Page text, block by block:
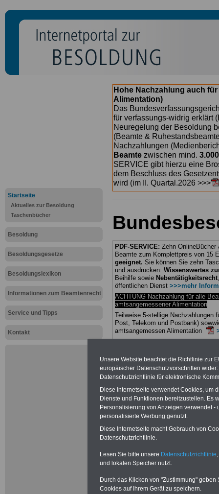
Startseite
Aktuelles zur Besoldung
Taschenbücher
Besoldung
Besoldungsgesetze
Besoldungslexikon
Informationen zum Beamtenrecht
Service und Tipps
Kontakt
Hohe Nachzahlung auch
Alimentation)
Das
für verfassungs-widrig erklärt
Neuregelung der Besoldung
(Beamte &
Nachzahlungen
Beamte zwischen mind.
SERVICE gibt hierzu eine
dem Beschluss des
wird (im II. Quartal.2026 >>>
PDF-SERVICE: Zehn
Beamte zum Komplettpreis von 15
geeignet. Sie können Sie zehn
und ausdrucken: Wissenswertes
Beihilfe sowie Nebentätigkeitsrecht
öffentlichen Dienst >>>mehr
ACHTUNG Nachzahlung für alle
amtsangemessener Alimentation
Teilweise 5-stellige Nachzahlungen
Post, Telekom und Postbank)
amtsangemessen Alimentation
abschließen!
Neu
Beamte
Unsere Website beachtet die Richtlinie zur
europäischer Datenschutzvorschriften
Datenschutzrichtlinie für elektronische
Diese Internetseite verwendet Cookies, um
Dienste und Funktionen bereitzustellen. Es
Personalisierung von Anzeigen verwendet
personalisierte Werbung genutzt.
Diese Internetseite macht Gebrauch von
Datenschutzrichtlinie.
Lesen Sie bitte unsere Datenschutzrichtlinie
und lokalen Speicher nutzt.
Durch das Klicken von "Zustimmung"
Cookies auf Ihrem Gerät zu speichern.